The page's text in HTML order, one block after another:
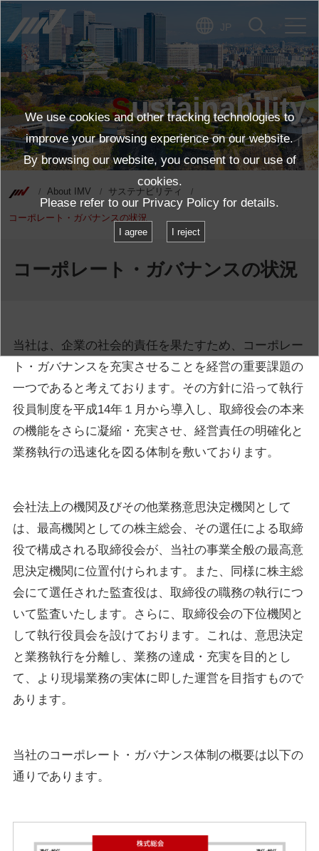
JP
Sustainability
サステナビリティ
About IMV サステナビリティ
コーポレート・ガバナンスの状況
コーポレート・ガバナンスの状況
当社は、企業の社会的責任を果たすため、コーポレー
ト・ガバナンスを充実させることを経営の重要課題の
一つであると考えております。その方針に沿って執行
役員制度を平成14年１月から導入し、取締役会の本来
の機能をさらに凝縮・充実させ、経営責任の明確化と
業務執行の迅速化を図る体制を敷いております。
会社法上の機関及びその他業務意思決定機関として
は、最高機関としての株主総会、その選任による取締
役で構成される取締役会が、当社の事業全般の最高意
思決定機関に位置付けられます。また、同様に株主総
会にて選任された監査役は、取締役の職務の執行につ
いて監査いたします。さらに、取締役会の下位機関と
して執行役員会を設けております。これは、意思決定
と業務執行を分離し、業務の達成・充実を目的とし
て、より現場業務の実体に即した運営を目指すもので
あります。
当社のコーポレート・ガバナンス体制の概要は以下の
通りであります。
We use cookies and other tracking technologies to
improve your browsing experience on our website.
By browsing our website, you consent to our use of
cookies.
Please refer to our Privacy Policy for details.
I agree I reject